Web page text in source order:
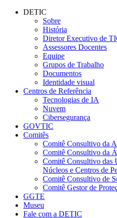
Conteúdo principal
DETIC
Sobre
História
Diretor Executivo de
Assessores Docentes
Equipe
Grupos de Trabalho
Documentos
Identidade visual
Centros de Referência
Tecnologias de IA
Nuvem
Cibersegurança
GOVTIC
Comitês
Comitê Consultivo da
Comitê Consultivo da
Comitê Consultivo das
Núcleos e Centros de
Comitê Consultivo de
Comitê Gestor de
GGTE
Museu
Fale com a DETIC